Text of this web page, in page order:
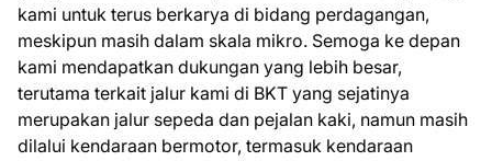
kami untuk terus berkarya di bidang perdagangan,
meskipun masih dalam skala mikro. Semoga ke depan
kami mendapatkan dukungan yang lebih besar,
terutama terkait jalur kami di BKT yang sejatinya
merupakan jalur sepeda dan pejalan kaki, namun masih
dilalui kendaraan bermotor, termasuk kendaraan